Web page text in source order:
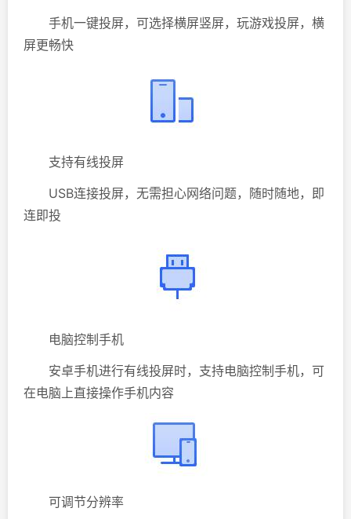
手机一键投屏，可选择横屏竖屏，玩游戏投屏，横
屏更畅快
支持有线投屏
USB连接投屏，无需担心网络问题，随时随地，即
连即投
电脑控制手机
安卓手机进行有线投屏时，支持电脑控制手机，可
在电脑上直接操作手机内容
可调节分辨率